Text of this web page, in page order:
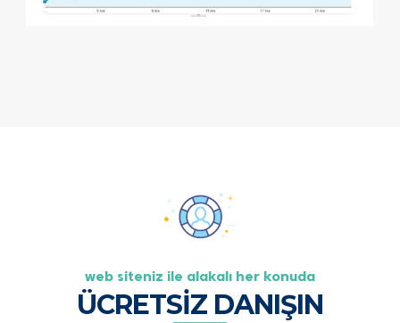
web siteniz ile alakalı her konuda
ÜCRETSİZ DANIŞIN